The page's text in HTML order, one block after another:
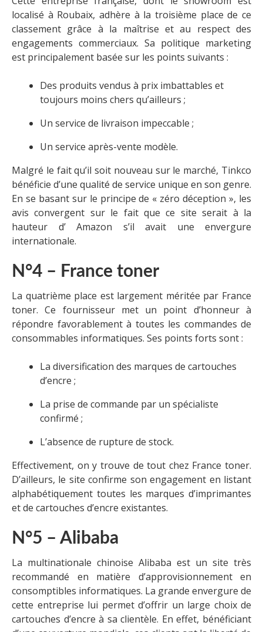
localisé à Roubaix, adhère à la troisième place de ce
classement grâce à la maîtrise et au respect des
engagements commerciaux. Sa politique marketing
est principalement basée sur les points suivants :
Des produits vendus à prix imbattables et
toujours moins chers qu’ailleurs ;
Un service de livraison impeccable ;
Un service après-vente modèle.
Malgré le fait qu’il soit nouveau sur le marché, Tinkco
bénéficie d’une qualité de service unique en son genre.
En se basant sur le principe de « zéro déception », les
avis convergent sur le fait que ce site serait à la
hauteur d’ Amazon s’il avait une envergure
internationale.
N°4 – France toner
La quatrième place est largement méritée par France
toner. Ce fournisseur met un point d’honneur à
répondre favorablement à toutes les commandes de
consommables informatiques. Ses points forts sont :
La diversification des marques de cartouches
d’encre ;
La prise de commande par un spécialiste
confirmé ;
L’absence de rupture de stock.
Effectivement, on y trouve de tout chez France toner.
D’ailleurs, le site confirme son engagement en listant
alphabétiquement toutes les marques d’imprimantes
et de cartouches d’encre existantes.
N°5 – Alibaba
La multinationale chinoise Alibaba est un site très
recommandé en matière d’approvisionnement en
consomptibles informatiques. La grande envergure de
cette entreprise lui permet d’offrir un large choix de
cartouches d’encre à sa clientèle. En effet, bénéficiant